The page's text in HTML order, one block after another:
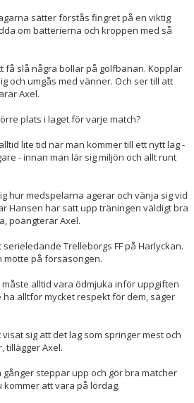
sätter förstås fingret på en viktig
om batterierna och kroppen med så
få slå några bollar på golfbanan. Kopplar
och umgås med vänner. Och ser till att
Axel.
plats i laget för varje match?
lite tid när man kommer till ett nytt lag -
- innan man lär sig miljön och allt runt
hur medspelarna agerar och vänja sig vid
Hansen har satt upp träningen väldigt bra
poängterar Axel.
Trelleborgs FF på Harlyckan.
mötte på försäsongen.
måste alltid vara ödmjuka inför uppgiften
alltför mycket respekt för dem, säger
sig att det lag som springer mest och
tillägger Axel.
gånger steppar upp och gör bra matcher
kommer att vara på lördag.